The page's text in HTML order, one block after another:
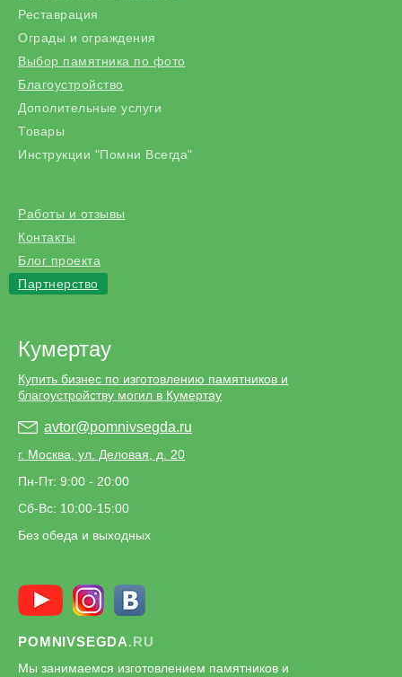
Реставрация
Ограды и ограждения
Выбор памятника по фото
Благоустройство
Дополительные услуги
Товары
Инструкции "Помни Всегда"
Работы и отзывы
Контакты
Блог проекта
Партнерство
Кумертау
Купить бизнес по изготовлению памятников и
благоустройству могил в Кумертау
avtor@pomnivsegda.ru
г. Москва, ул. Деловая, д. 20
Пн-Пт: 9:00 - 20:00
Сб-Вс: 10:00-15:00
Без обеда и выходных
POMNIVSEGDA.RU
Мы занимаемся изготовлением памятников и